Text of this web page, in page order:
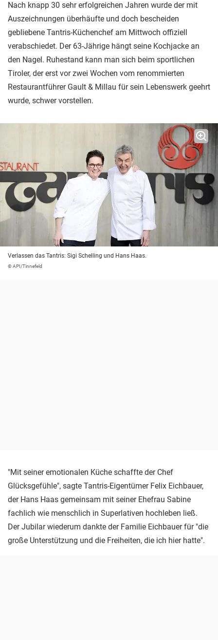
Nach knapp 30 sehr erfolgreichen Jahren wurde der mit
Auszeichnungen überhäufte und doch bescheiden
gebliebene Tantris-Küchenchef am Mittwoch offiziell
verabschiedet. Der 63-Jährige hängt seine Kochjacke an
den Nagel. Ruhestand kann man sich beim sportlichen
Tiroler, der erst vor zwei Wochen vom renommierten
Restaurantführer Gault & Millau für sein Lebenswerk geehrt
wurde, schwer vorstellen.
Verlassen das Tantris: Sigi Schelling und Hans Haas.
© API/Tinnefeld
"Mit seiner emotionalen Küche schaffte der Chef
Glücksgefühle", sagte Tantris-Eigentümer Felix Eichbauer,
der Hans Haas gemeinsam mit seiner Ehefrau Sabine
fachlich wie menschlich in Superlativen hochleben ließ.
Der Jubilar wiederum dankte der Familie Eichbauer für "die
große Unterstützung und die Freiheiten, die ich hier hatte".